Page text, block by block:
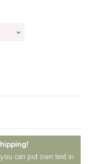
you can put own text in